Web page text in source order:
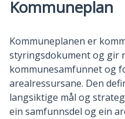
Kommuneplan
Kommuneplanen er
styringsdokument og gir
kommunesamfunnet og
arealressursane. Den
langsiktige mål og
ein samfunnsdel og ein